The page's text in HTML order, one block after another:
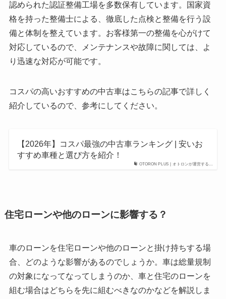
認められた認証整備工場を多数保有しています。国家資
格を持った整備士による、徹底した点検と整備を行う設
備と体制を整えています。お客様第一の整備を心がけて
対応しているので、メンテナンスや故障に関しては、よ
り迅速な対応が可能です。
コスパの高いおすすめの中古車はこちらの記事で詳しく
紹介しているので、参考にしてください。
OTORON PLUS | オトロンが運営する…
【2026年】コスパ最強の中古車ランキング | 安いお
すすめ車種と選び方を紹介！
住宅ローンや他のローンに影響する？
車のローンを住宅ローンや他のローンと掛け持ちする場
合、どのような影響があるのでしょうか。車は総量規制
の対象になってなってしまうのか、車と住宅のローンを
組む場合はどちらを先に組むべきなのかなどを解説しま